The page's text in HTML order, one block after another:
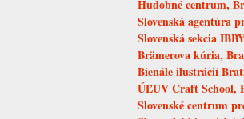
Hudobné centrum,
Slovenská agentúra
Slovenská sekcia
Brämerova kúria,
Bienále ilustrácií
ÚĽUV Craft School,
Slovenské centrum